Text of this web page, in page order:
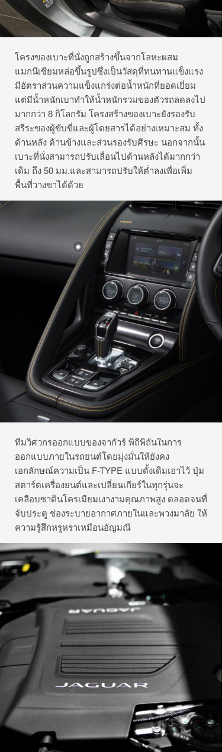
โครงของเบาะที่นั่งถูกสร้างขึ้นจากโลหะผสม
แมกนีเซียมหล่อขึ้นรูปซึ่งเป็นวัสดุที่ทนทานแข็งแรง
มีอัตราส่วนความแข็งแกร่งต่อน้ำหนักที่ยอดเยี่ยม
แต่มีน้ำหนักเบาทำให้น้ำหนักรวมของตัวรถลดลงไป
มากกว่า 8 กิโลกรัม โครงสร้างของเบาะยังรองรับ
สรีระของผู้ขับขี่และผู้โดยสารได้อย่างเหมาะสม ทั้ง
ด้านหลัง ด้านข้างและส่วนรองรับศีรษะ นอกจากนั้น
เบาะที่นั่งสามารถปรับเลื่อนไปด้านหลังได้มากกว่า
เดิม ถึง 50 มม.และสามารถปรับให้ต่ำลงเพื่อเพิ่ม
พื้นที่วางขาได้ด้วย
ทีมวิศวกรออกแบบของจากัวร์ พิถีพิถันในการ
ออกแบบภายในรถยนต์โดยมุ่งมั่นให้ยังคง
เอกลักษณ์ความเป็น F-TYPE แบบดั้งเดิมเอาไว้ ปุ่ม
สตาร์ตเครื่องยนต์และเปลี่ยนเกียร์ในทุกรุ่นจะ
เคลือบซาตินโครเมียมเงางามคุณภาพสูง ตลอดจนที่
จับประตู ช่องระบายอากาศภายในและพวงมาลัย ให้
ความรู้สึกหรูหราเหมือนอัญมณี